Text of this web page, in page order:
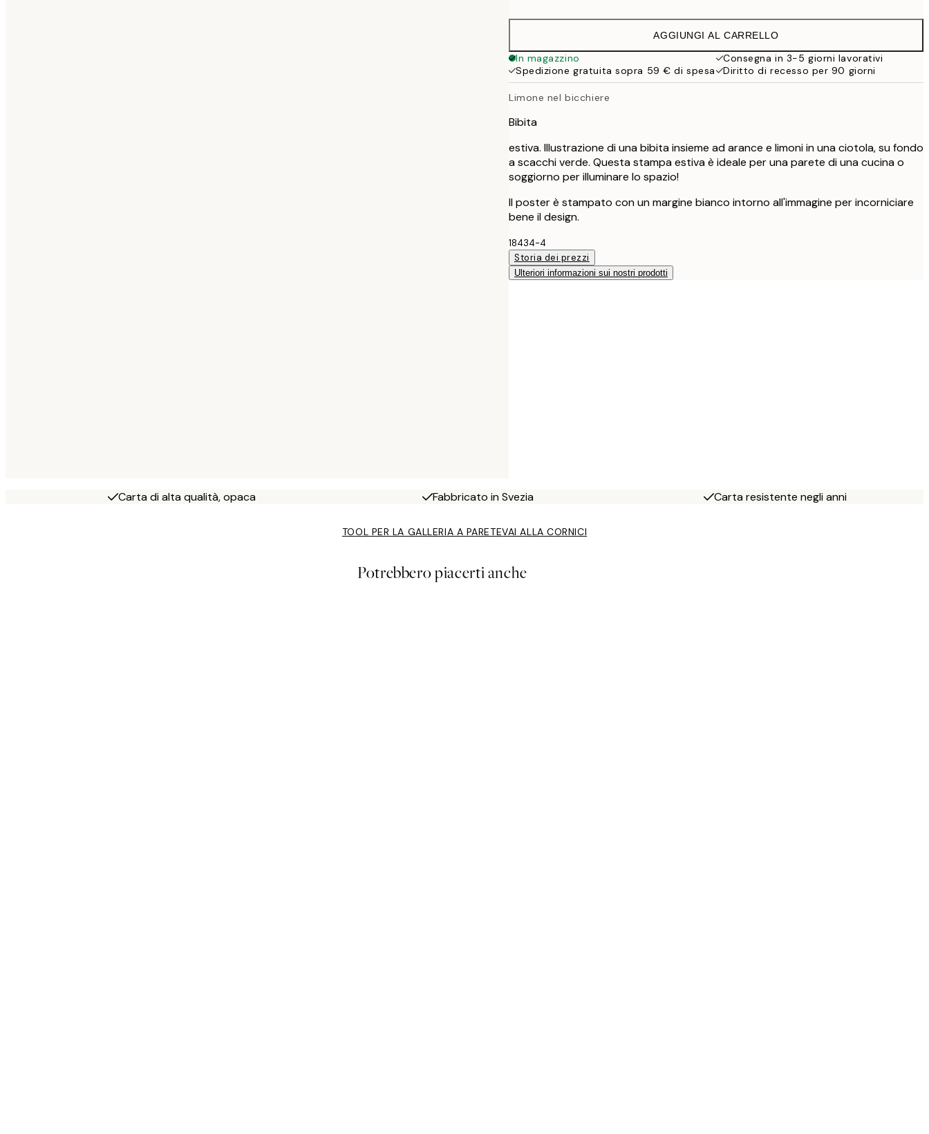
19,95 €
27,45 €
50x70 cm
32,45 €
AGGIUNGI AL CARRELLO
In magazzino
Consegna in 3-5 giorni lavorativi
Spedizione gratuita sopra 59 € di spesa
Diritto di recesso per 90 giorni
Limone nel bicchiere
Bibita
estiva. Illustrazione di una bibita insieme ad arance e limoni in una ciotola, su fondo
a scacchi verde. Questa stampa estiva è ideale per una parete di una cucina o
soggiorno per illuminare lo spazio!
Il poster è stampato con un margine bianco intorno all'immagine per incorniciare
bene il design.
18434-4
Storia dei prezzi
Ulteriori informazioni sui nostri prodotti
Carta di alta qualità, opaca Fabbricato in Svezia Carta resistente negli anni
TOOL PER LA GALLERIA A PARETEVAI ALLA CORNICI
Potrebbero piacerti anche